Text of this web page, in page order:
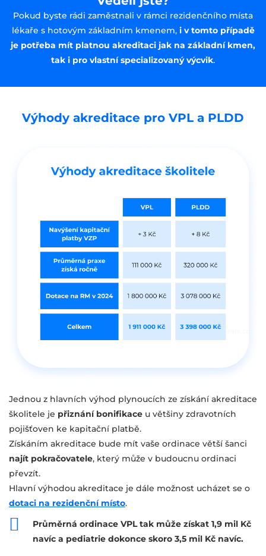
Pokud byste rádi zaměstnali v rámci rezidenčního místa
lékaře s hotovým základním kmenem, i v tomto případě
je potřeba mít platnou akreditaci jak na základní kmen,
tak i pro vlastní specializovaný výcvik.
Výhody akreditace pro VPL a PLDD
Jednou z hlavních výhod plynoucích ze získání akreditace
školitele je přiznání bonifikace u většiny zdravotních
pojišťoven ke kapitační platbě.
Získáním akreditace bude mít vaše ordinace větší šanci
najít pokračovatele, který může v budoucnu ordinaci
převzít.
Hlavní výhodou akreditace je dále možnost ucházet se o
dotaci na rezidenční místo.
Průměrná ordinace VPL tak může získat 1,9 mil Kč
navíc a pediatrie dokonce skoro 3,5 mil Kč navíc.